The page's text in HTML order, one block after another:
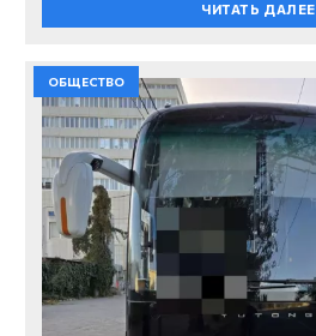
ЧИТАТЬ ДАЛЕЕ
ОБЩЕСТВО